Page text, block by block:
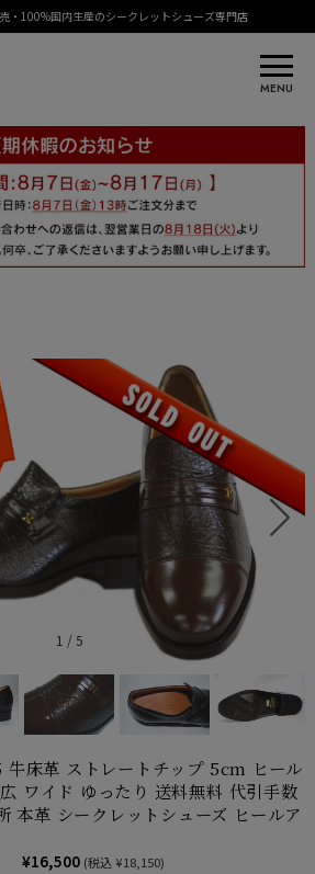
・100%国内生産のシークレットシューズ専門店
MENU
1 /5
床革 ストレートチップ 5cm ヒール
ワイド ゆったり 送料無料 代引手数
本革 シークレットシューズ ヒールア
¥16,500 (税込 ¥18,150)